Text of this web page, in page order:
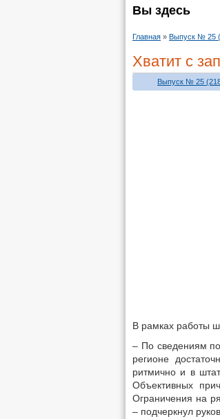
Вы здесь
Главная » Выпуск № 25
Хватит с
Выпуск № 25
В рамках работы
– По сведениям
регионе
ритмично и в
Объективных
Ограничения на
– подчеркнул